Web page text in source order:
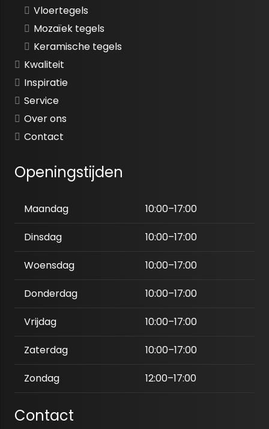
Vloertegels
Mozaïek tegels
Keramische tegels
Kwaliteit
Inspiratie
Service
Over ons
Contact
Openingstijden
Maandag 10:00–17:00
Dinsdag 10:00–17:00
Woensdag 10:00–17:00
Donderdag 10:00–17:00
Vrijdag 10:00–17:00
Zaterdag 10:00–17:00
Zondag 12:00–17:00
Contact